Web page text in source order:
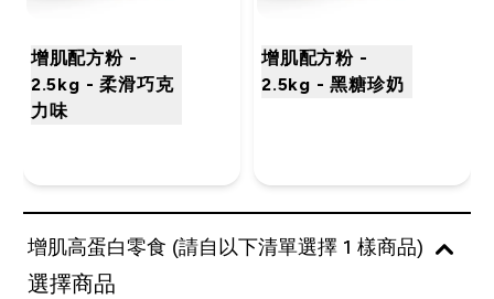
增肌配方粉 -
2.5kg - 柔滑巧克
力味
增肌配方粉 -
2.5kg - 黑糖珍奶
增肌高蛋白零食 (請自以下清單選擇 1 樣商品)
選擇商品